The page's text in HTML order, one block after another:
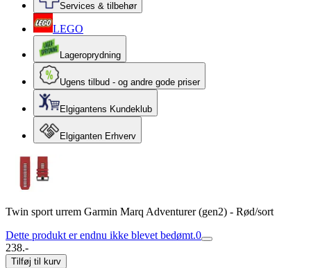
Services & tilbehør
LEGO
Lageroprydning
Ugens tilbud - og andre gode priser
Elgigantens Kundeklub
Elgiganten Erhverv
Twin sport urrem Garmin Marq Adventurer (gen2) - Rød/sort
Dette produkt er endnu ikke blevet bedømt.0
238.-
Tilføj til kurv